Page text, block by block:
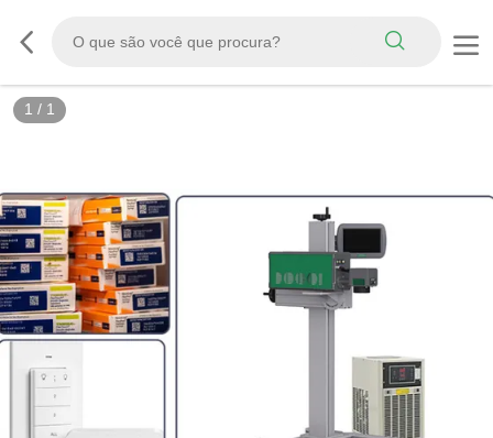
1 / 1